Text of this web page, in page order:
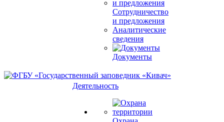
Сотрудничество
и предложения
Аналитические
сведения
Документы
Деятельность